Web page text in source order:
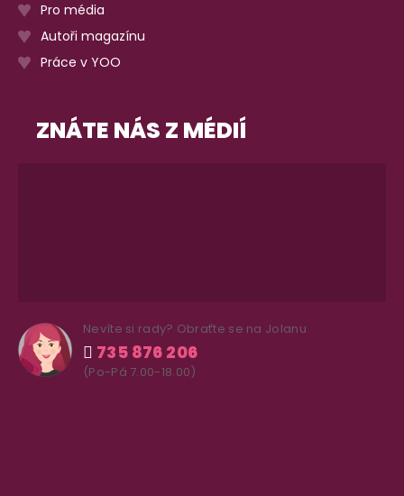
Pro média
Autoři magazínu
Práce v YOO
ZNÁTE NÁS Z MÉDIÍ
Nevíte si rady? Obraťte se na Jolanu
735 876 206
(Po-Pá 7.00-18.00)